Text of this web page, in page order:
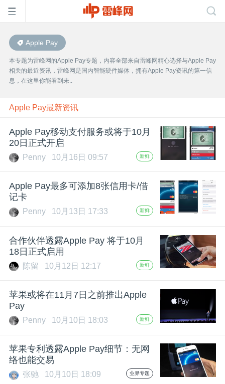
首
页
雷
峰
课
中
心
Apple Pay
本专题为雷峰网的Apple Pay专题，内容全部来自雷峰网精心选择与Apple Pay
相关的最近资讯，雷峰网是国内智能硬件媒体，拥有Apple Pay资讯的第一信
息，在这里你能看到未..
Apple Pay最新资讯
Apple Pay移动支付服务或将于10月
20日正式开启
Penny 10月16日 09:57 新鲜
Apple Pay最多可添加8张信用卡/借
记卡
Penny 10月13日 17:33 新鲜
合作伙伴透露Apple Pay 将于10月
18日正式启用
陈留 10月12日 12:17 新鲜
苹果或将在11月7日之前推出Apple
Pay
Penny 10月10日 18:03 新鲜
苹果专利透露Apple Pay细节：无网
络也能交易
张驰 10月10日 18:09 业界专题